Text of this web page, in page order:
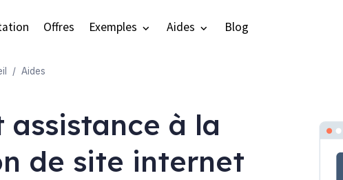
Offres Exemples Aides Blog
Aides
assistance à la
de site internet